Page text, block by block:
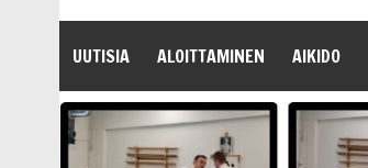
UUTISIA ALOITTAMINEN AIKIDO